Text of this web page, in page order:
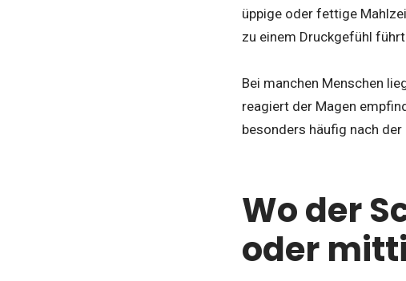
üppige oder fettige
zu einem Druckgefühl
Bei manchen Menschen
reagiert der Magen
besonders häufig nach
Wo der
oder